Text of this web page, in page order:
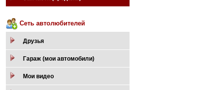
Сеть автолюбителей
Друзья
Гараж (мои автомобили)
Мои видео